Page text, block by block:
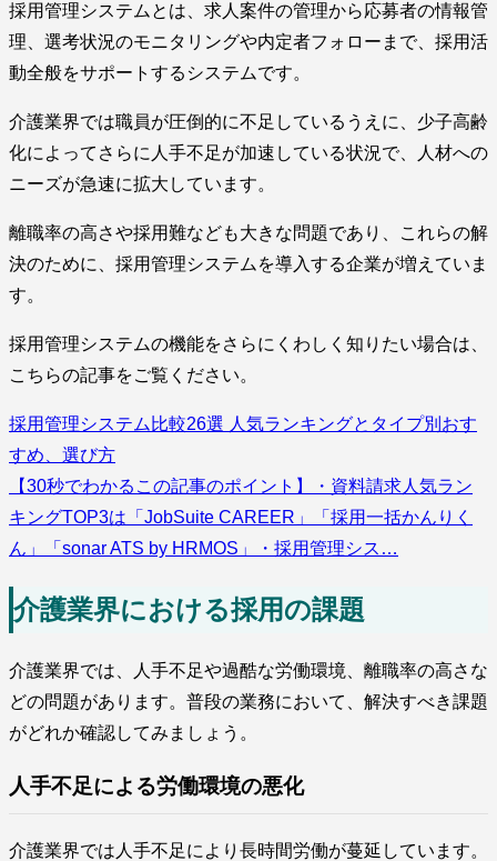
採用管理システムとは、求人案件の管理から応募者の情報管
理、選考状況のモニタリングや内定者フォローまで、採用活
動全般をサポートするシステムです。
介護業界では職員が圧倒的に不足しているうえに、少子高齢
化によってさらに人手不足が加速している状況で、人材への
ニーズが急速に拡大しています。
離職率の高さや採用難なども大きな問題であり、これらの解
決のために、採用管理システムを導入する企業が増えていま
す。
採用管理システムの機能をさらにくわしく知りたい場合は、
こちらの記事をご覧ください。
採用管理システム比較26選 人気ランキングとタイプ別おす
すめ、選び方
【30秒でわかるこの記事のポイント】・資料請求人気ラン
キングTOP3は「JobSuite CAREER」「採用一括かんりく
ん」「sonar ATS by HRMOS」・採用管理シス…
介護業界における採用の課題
介護業界では、人手不足や過酷な労働環境、離職率の高さな
どの問題があります。普段の業務において、解決すべき課題
がどれか確認してみましょう。
人手不足による労働環境の悪化
介護業界では人手不足により長時間労働が蔓延しています。